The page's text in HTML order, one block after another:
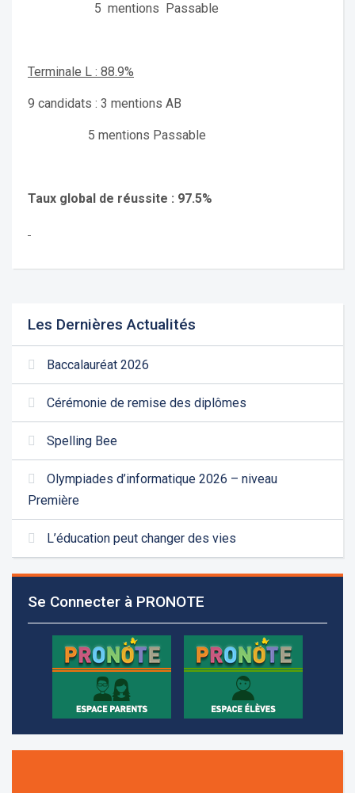
5 mentions Passable
Terminale L : 88.9%
9 candidats : 3 mentions AB
5 mentions Passable
Taux global de réussite : 97.5%
Les Dernières Actualités
Baccalauréat 2026
Cérémonie de remise des diplômes
Spelling Bee
Olympiades d’informatique 2026 – niveau
Première
L’éducation peut changer des vies
Se Connecter à PRONOTE
Les demandes d'inscription pour l'année scolaire
2026-2027 sont reçues à la direction de
l'établissement selon des rendez-vous fixés à
+961 25 601 171
+961 25 601 172
+961 3 669 641